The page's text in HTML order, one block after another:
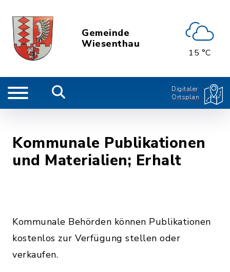
Gemeinde
Wiesenthau
15 °C
Digitaler
Ortsplan
Kommunale Publikationen
und Materialien; Erhalt
Kommunale Behörden können Publikationen
kostenlos zur Verfügung stellen oder
verkaufen.